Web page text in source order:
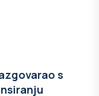
s